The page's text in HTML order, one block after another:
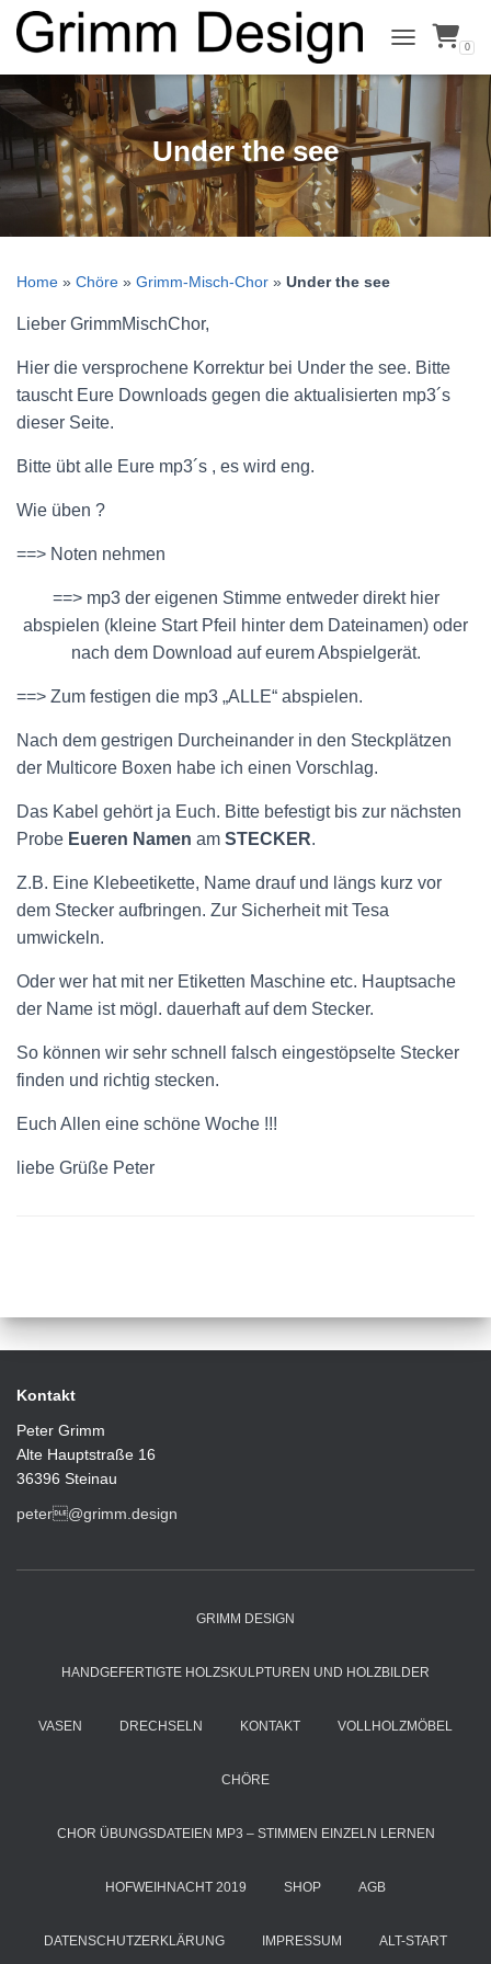
NAVIGATION
0
Under the see
Home » Chöre » Grimm-Misch-Chor » Under the see
Lieber GrimmMischChor,
Hier die versprochene Korrektur bei Under the see. Bitte
tauscht Eure Downloads gegen die aktualisierten mp3´s
dieser Seite.
Bitte übt alle Eure mp3´s , es wird eng.
Wie üben ?
==> Noten nehmen
==> mp3 der eigenen Stimme entweder direkt hier
abspielen (kleine Start Pfeil hinter dem Dateinamen) oder
nach dem Download auf eurem Abspielgerät.
==> Zum festigen die mp3 „ALLE“ abspielen.
Nach dem gestrigen Durcheinander in den Steckplätzen
der Multicore Boxen habe ich einen Vorschlag.
Das Kabel gehört ja Euch. Bitte befestigt bis zur nächsten
Probe Eueren Namen am STECKER.
Z.B. Eine Klebeetikette, Name drauf und längs kurz vor
dem Stecker aufbringen. Zur Sicherheit mit Tesa
umwickeln.
Oder wer hat mit ner Etiketten Maschine etc. Hauptsache
der Name ist mögl. dauerhaft auf dem Stecker.
So können wir sehr schnell falsch eingestöpselte Stecker
finden und richtig stecken.
Euch Allen eine schöne Woche !!!
liebe Grüße Peter
Kontakt
Peter Grimm
Alte Hauptstraße 16
36396 Steinau
peter@grimm.design
GRIMM DESIGN
HANDGEFERTIGTE HOLZSKULPTUREN UND HOLZBILDER
VASEN DRECHSELN KONTAKT VOLLHOLZMÖBEL
CHÖRE
CHOR ÜBUNGSDATEIEN MP3 – STIMMEN EINZELN LERNEN
HOFWEIHNACHT 2019 SHOP AGB
DATENSCHUTZERKLÄRUNG IMPRESSUM ALT-START